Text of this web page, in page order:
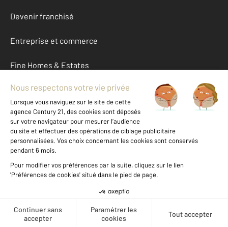
Devenir franchisé
Entreprise et commerce
Fine Homes & Estates
À propos
International
Nous contacter
Données personnelles
Gestionnaire des cookies